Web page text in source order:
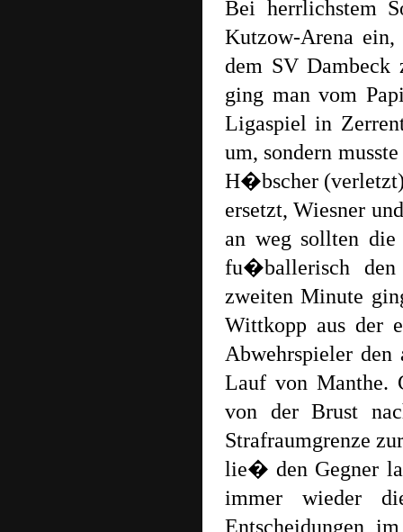
Bei herrlichstem
Kutzow-Arena
dem SV Dambeck
ging man vom
Ligaspiel in
um, sondern
H�bscher
ersetzt, Wiesner
an weg sollten
fu�ballerisch
zweiten Minute
Wittkopp aus der
Abwehrspieler
Lauf von Manthe.
von der Brust
Strafraumgrenze
lie� den Gegner
immer wieder
Entscheidungen